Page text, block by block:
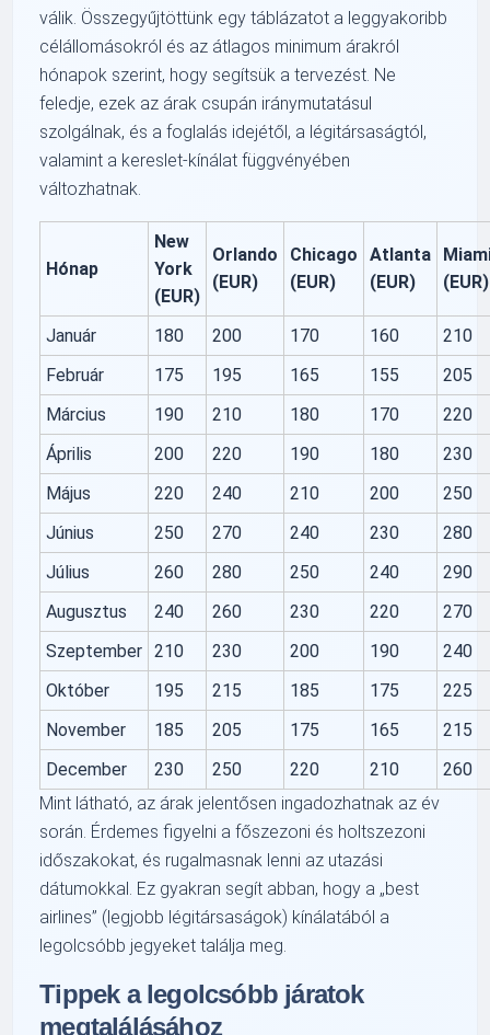
válik. Összegyűjtöttünk egy táblázatot a leggyakoribb
célállomásokról és az átlagos minimum árakról
hónapok szerint, hogy segítsük a tervezést. Ne
feledje, ezek az árak csupán iránymutatásul
szolgálnak, és a foglalás idejétől, a légitársaságtól,
valamint a kereslet-kínálat függvényében
változhatnak.
Hónap
New
York
(EUR)
Orlando
(EUR)
Chicago
(EUR)
Atlanta
(EUR)
(EUR)
Január 180 200 170 160
210
Február
175 195 165 155
205
Március
190 210 180 170
220
Április
200 220 190 180
230
Május
220 240 210 200
250
Június
250 270 240 230
280
Július
260 280 250 240
290
Augusztus
240 260 230 220
270
Szeptember 210 230 200 190
240
Október
195 215 185 175
225
November
185 205 175 165
215
December
230 250 220 210
260
Mint látható, az árak jelentősen ingadozhatnak az év
során. Érdemes figyelni a főszezoni és holtszezoni
időszakokat, és rugalmasnak lenni az utazási
dátumokkal. Ez gyakran segít abban, hogy a best
airlines (legjobb légitársaságok) kínálatából a
legolcsóbb jegyeket találja meg.
Tippek a legolcsóbb járatok
megtalálásához